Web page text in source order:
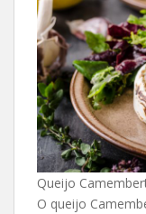
Queijo
O queijo